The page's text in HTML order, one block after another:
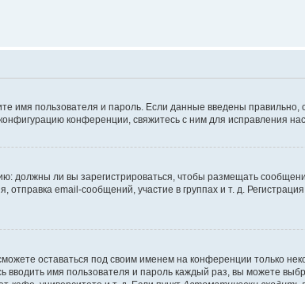
имя пользователя и пароль. Если данные введены
конференции, свяжитесь с ним для исправления
должны ли вы зарегистрироваться, чтобы размещать
email-сообщений, участие в группах и т. д.
оставаться под своим именем на конференции только
вводить имя пользователя и пароль каждый раз, вы можете